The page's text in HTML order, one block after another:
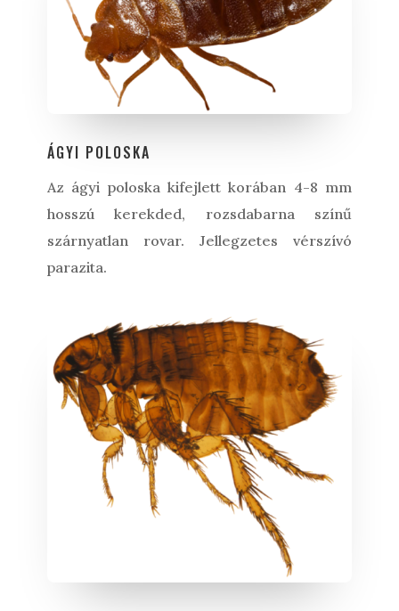
ÁGYI POLOSKA
Az ágyi poloska kifejlett korában 4-8 mm
hosszú kerekded, rozsdabarna színű
szárnyatlan rovar. Jellegzetes vérszívó
parazita.